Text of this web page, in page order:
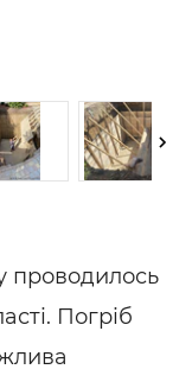
проводилось
Погріб